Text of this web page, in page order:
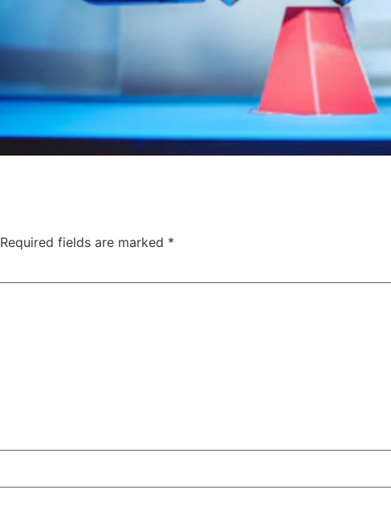
Required fields are marked *